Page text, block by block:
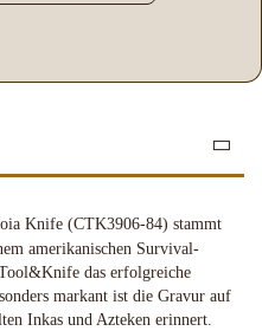
Knife (CTK3906-84) stammt
amerikanischen Survival-
das erfolgreiche
markant ist die Gravur auf
Inkas und Azteken erinnert.